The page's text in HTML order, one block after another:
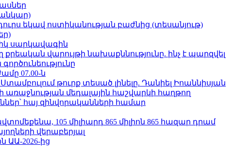
եկավ ոստիկանության բաժնից (տեսանյութ)
սարկավագին
քրեական վարույթի նախաքննությունը. ինչ է պարզվել
07.00-ն
թուրք տեսած լինելը. Դանիել Իոաննիսյան
մեդալային հաշվարկի հաղթող
հայ զինվորականների համար
105 միլիարդ 865 միլիոն 865 հազար դրամ
վերաբերյալ
ԱԱ-2026-ից